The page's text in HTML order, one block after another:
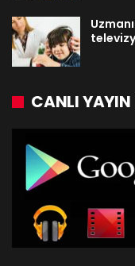
CANLI YAYIN